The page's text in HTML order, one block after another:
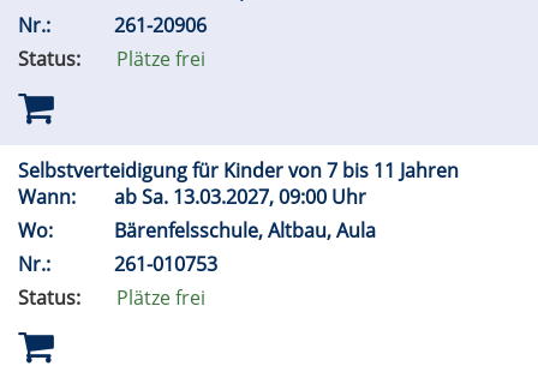
Nr.:
261-20906
Status:
Plätze frei
Selbstverteidigung für Kinder von 7 bis 11 Jahren
Wann:
abSa. 13.03.2027, 09:00 Uhr
Wo:
Bärenfelsschule, Altbau, Aula
Nr.:
261-010753
Status:
Plätze frei